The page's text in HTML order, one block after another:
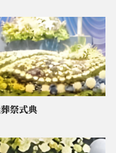
祭式典